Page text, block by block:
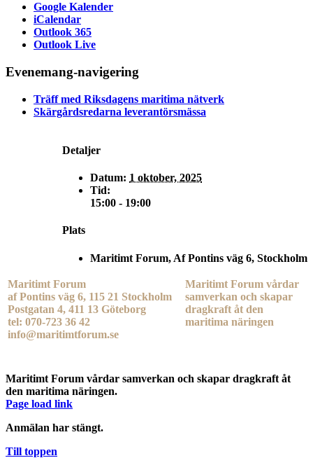
Google Kalender
iCalendar
Outlook 365
Outlook Live
Evenemang-navigering
Träff med Riksdagens maritima nätverk
Skärgårdsredarna leverantörsmässa
Detaljer
Datum: 1 oktober, 2025
Tid:
15:00 - 19:00
Plats
Maritimt Forum, Af Pontins väg 6, Stockholm
Maritimt Forum
af Pontins väg 6, 115 21 Stockholm
Postgatan 4, 411 13 Göteborg
tel: 070-723 36 42
info@maritimtforum.se
Maritimt Forum vårdar
samverkan och skapar
dragkraft åt den
maritima näringen
Maritimt Forum vårdar samverkan och skapar dragkraft åt
den maritima näringen.
Page load link
Anmälan har stängt.
Till toppen